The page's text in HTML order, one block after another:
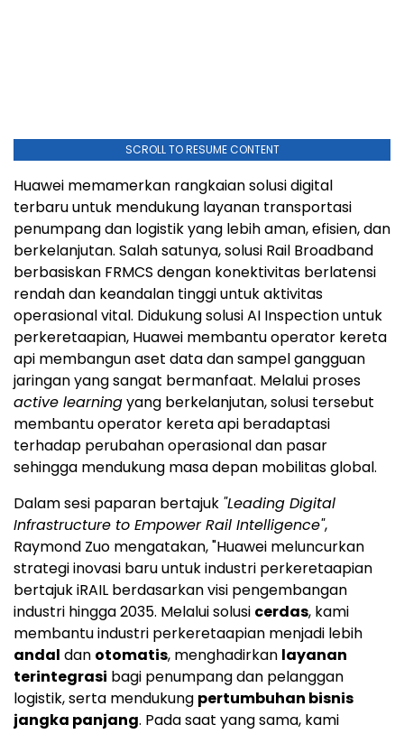
SCROLL TO RESUME CONTENT
Huawei memamerkan rangkaian solusi digital
terbaru untuk mendukung layanan transportasi
penumpang dan logistik yang lebih aman, efisien, dan
berkelanjutan. Salah satunya, solusi Rail Broadband
berbasiskan FRMCS dengan konektivitas berlatensi
rendah dan keandalan tinggi untuk aktivitas
operasional vital. Didukung solusi AI Inspection untuk
perkeretaapian, Huawei membantu operator kereta
api membangun aset data dan sampel gangguan
jaringan yang sangat bermanfaat. Melalui proses
active learningyang berkelanjutan, solusi tersebut
membantu operator kereta api beradaptasi
terhadap perubahan operasional dan pasar
sehingga mendukung masa depan mobilitas global.
Dalam sesi paparan bertajuk "Leading Digital
Infrastructure to Empower Rail Intelligence",
Raymond Zuo mengatakan, "Huawei meluncurkan
strategi inovasi baru untuk industri perkeretaapian
bertajuk iRAIL berdasarkan visi pengembangan
industri hingga 2035. Melalui solusi cerdas, kami
membantu industri perkeretaapian menjadi lebih
andal dan otomatis, menghadirkan layanan
terintegrasi bagi penumpang dan pelanggan
logistik, serta mendukung pertumbuhan bisnis
jangka panjang. Pada saat yang sama, kami